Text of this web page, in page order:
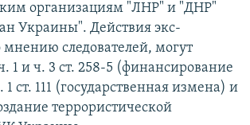
организациям "ЛНР" и "ДНР"
Украины". Действия экс-
мнению следователей, могут
1 и ч. 3 ст. 258-5 (финансирование
ст. 111 (государственная измена) и
террористической